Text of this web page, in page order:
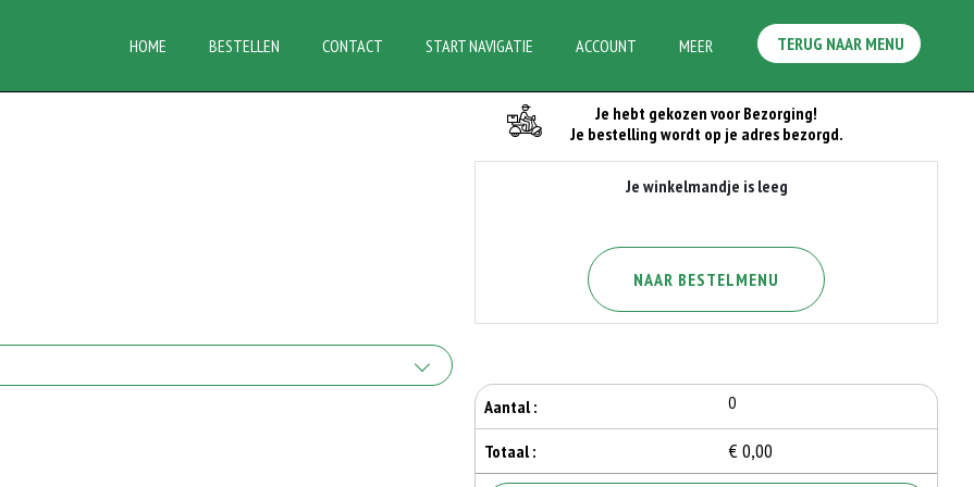
HOME BESTELLEN CONTACT START NAVIGATIE ACCOUNT MEER TERUG NAAR MENU
Je hebt gekozen voor Bezorging!
Je bestelling wordt op je adres bezorgd.
Je winkelmandje is leeg
NAAR BESTELMENU
Aantal : 0
Totaal : € 0,00
Je Bestelling